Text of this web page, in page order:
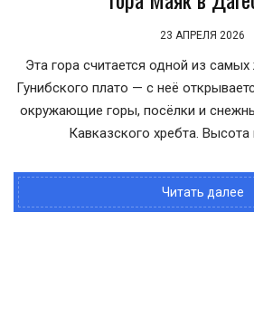
23 АПРЕЛЯ 2026
Эта гора считается одной из
Гунибского плато — с неё
окружающие горы, посёлки и
Кавказского хребта.
Читать далее